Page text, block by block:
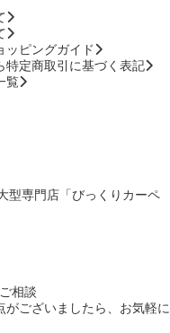
ッピングガイド
特定商取引に基づく表記
覧
型専門店「びっくりカーペ
がございましたら、お気軽に